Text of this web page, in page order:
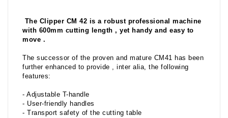
The Clipper CM 42 is a robust professional machine
with 600mm cutting length , yet handy and easy to
move .
The successor of the proven and mature CM41 has been
further enhanced to provide , inter alia, the following
features:
- Adjustable T-handle
- User-friendly handles
- Transport safety of the cutting table